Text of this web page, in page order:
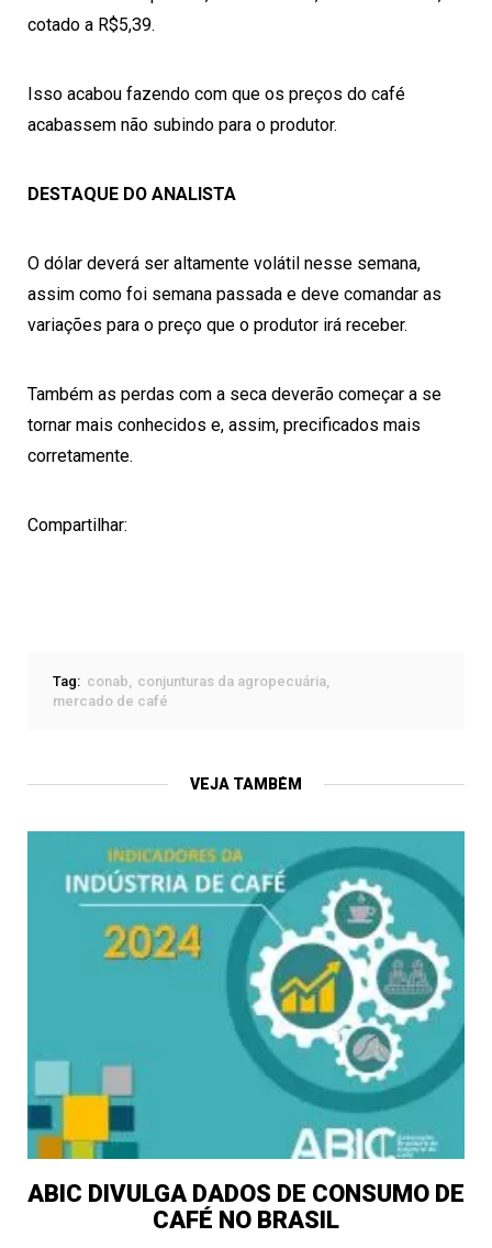
cotado a R$5,39.
Isso acabou fazendo com que os preços do café
acabassem não subindo para o produtor.
DESTAQUE DO ANALISTA
O dólar deverá ser altamente volátil nesse semana,
assim como foi semana passada e deve comandar as
variações para o preço que o produtor irá receber.
Também as perdas com a seca deverão começar a se
tornar mais conhecidos e, assim, precificados mais
corretamente.
Compartilhar:
Tag: conab
conjunturas da agropecuária
mercado de café
VEJA TAMBÉM
ABIC DIVULGA DADOS DE CONSUMO DE
CAFÉ NO BRASIL